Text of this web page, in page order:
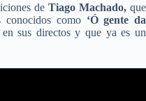
de Tiago Machado,que
conocidos como‘Ó gente da
sus directos y que ya es un